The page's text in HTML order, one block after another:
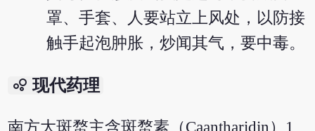
罩、手套、人要站立上风处，以防接
触手起泡肿胀，炒闻其气，要中毒。
bubble_chart 现代药理
南方大斑蝥主含斑蝥素（Caantharidin）1